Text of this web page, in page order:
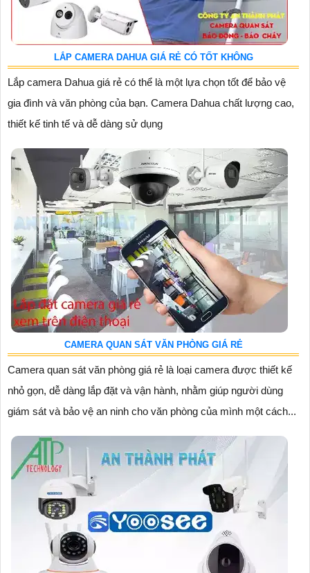
LẮP CAMERA DAHUA GIÁ RẺ CÓ TỐT KHÔNG
Lắp camera Dahua giá rẻ có thể là một lựa chọn tốt để bảo vệ
gia đình và văn phòng của bạn. Camera Dahua chất lượng cao,
thiết kế tinh tế và dễ dàng sử dụng
CAMERA QUAN SÁT VĂN PHÒNG GIÁ RẺ
Camera quan sát văn phòng giá rẻ là loại camera được thiết kế
nhỏ gọn, dễ dàng lắp đặt và vận hành, nhằm giúp người dùng
giám sát và bảo vệ an ninh cho văn phòng của mình một cách...